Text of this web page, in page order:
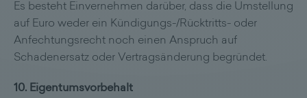
Es besteht Einvernehmen darüber, dass die Umstellung
auf Euro weder ein Kündigungs-/Rücktritts- oder
Anfechtungsrecht noch einen Anspruch auf
Schadenersatz oder Vertragsänderung begründet.
10. Eigentumsvorbehalt